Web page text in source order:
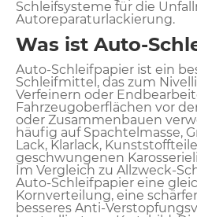
Schleifsysteme für die
Autoreparaturlackierung.
Was ist Auto-
Auto-Schleifpapier ist ein
Schleifmittel, das zum
Verfeinern oder
Fahrzeugoberflächen vor
oder Zusammenbauen
häufig auf Spachtelmasse,
Lack, Klarlack,
geschwungenen
Im Vergleich zu Allzweck-
Auto-Schleifpapier eine
Kornverteilung, eine
besseres Anti-